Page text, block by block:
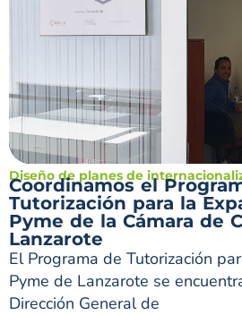
Diseño de planes de
Coordinamos el
Tutorización para la
Pyme de la Cámara de
Lanzarote
El Programa de Tutorización
Pyme de Lanzarote se
Dirección General de